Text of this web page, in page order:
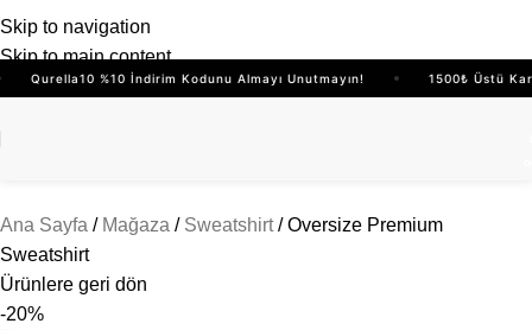
Skip to navigation
Skip to main content
%10 İndirim Kodunu Almayı Unutmayın! 1500₺ Üstü Kargo
Ana Sayfa Mağaza Sweatshirt
Oversize Premium
Sweatshirt
Ürünlere geri dön
-20%